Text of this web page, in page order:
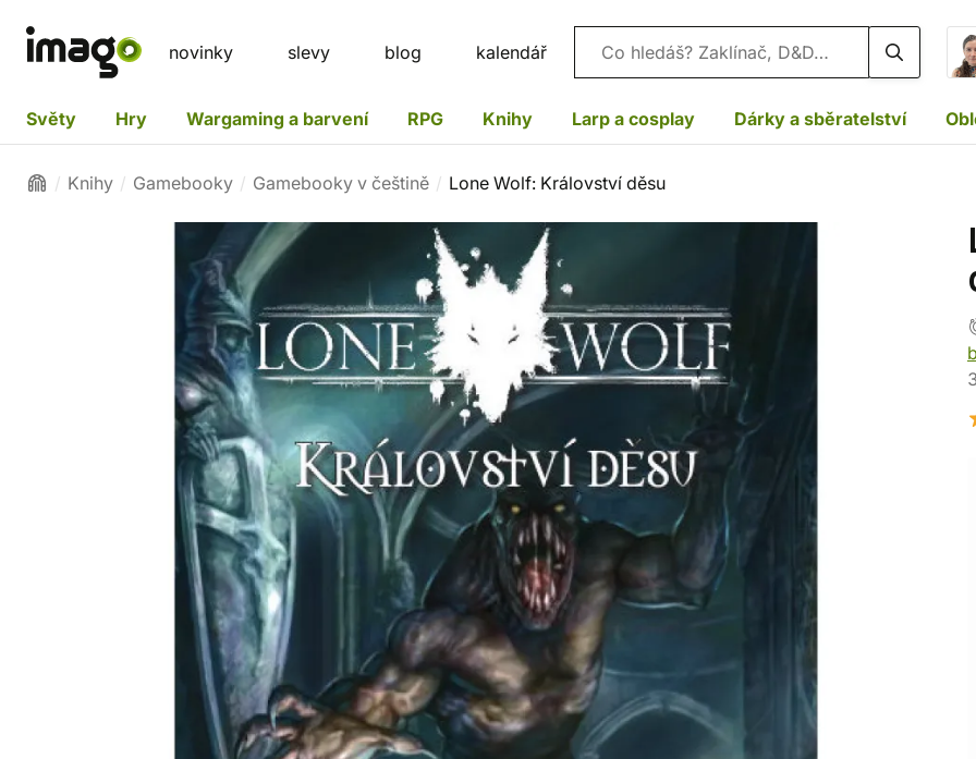
novinky slevy blog kalendář Vyhledávání
Světy Hry Wargaming a barvení RPG Knihy Larp a cosplay Dárky a sběratelství
Knihy Gamebooky Gamebooky v češtině Lone Wolf: Království děsu